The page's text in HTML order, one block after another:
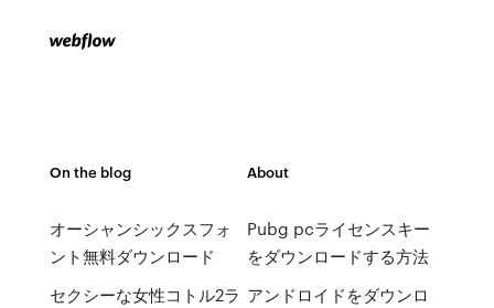
On the blog
オーシャンシックスフォ
ント無料ダウンロード
セクシーな女性コトル2ラ
About
Pubg pcライセンスキー
をダウンロードする方法
アンドロイドをダウンロ